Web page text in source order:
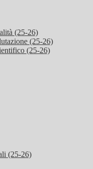
(25-26)
(25-26)
(25-26)
(25-26)